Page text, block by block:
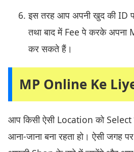
इस तरह आप अपनी खुद की ID
तथा बाद में Fee पे करके
कर सकते हैं।
MP Online Ke
आप किसी ऐसी Location को Select
आना-जाना बना रहता हो। ऐसी जगह पर